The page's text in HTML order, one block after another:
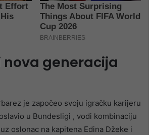
nova generacija
je započeo svoju igračku karijeru
u Bundesligi , vodi kombinaciju
oslonac na kapitena Edina Džeke i